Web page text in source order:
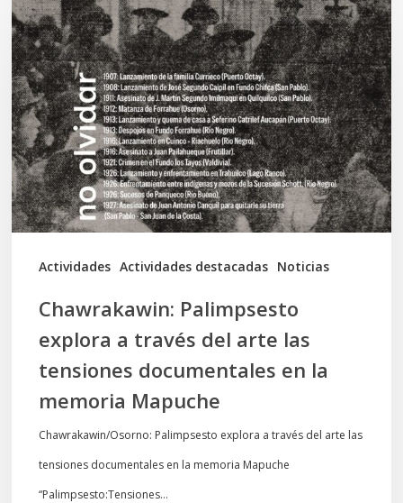
Actividades Actividades destacadas Noticias
Palimpsesto
explora
a
través
del
arte
las
tensiones
documentales
memoria
Mapuche
Chawrakawin: Palimpsesto
explora a través del arte las
tensiones documentales en la
memoria Mapuche
Chawrakawin/Osorno: Palimpsesto explora a través del arte las
tensiones documentales en la memoria Mapuche
“Palimpsesto:Tensiones…